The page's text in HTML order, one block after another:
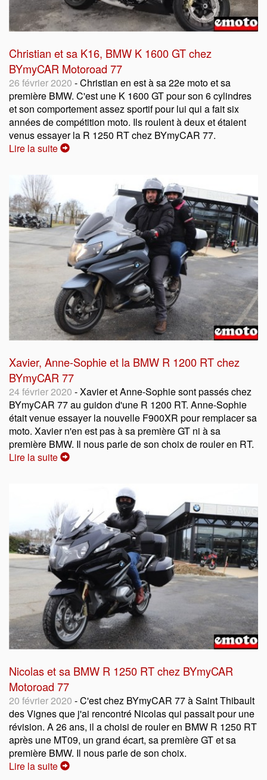
Christian et sa K16, BMW K 1600 GT chez
BYmyCAR Motoroad 77
26 février 2020 - Christian en est à sa 22e moto et sa
première BMW. C'est une K 1600 GT pour son 6 cylindres
et son comportement assez sportif pour lui qui a fait six
années de compétition moto. Ils roulent à deux et étaient
venus essayer la R 1250 RT chez BYmyCAR 77.
Lire la suite
Xavier, Anne-Sophie et la BMW R 1200 RT chez
BYmyCAR 77
24 février 2020 - Xavier et Anne-Sophie sont passés chez
BYmyCAR 77 au guidon d'une R 1200 RT. Anne-Sophie
était venue essayer la nouvelle F900XR pour remplacer sa
moto. Xavier n'en est pas à sa première GT ni à sa
première BMW. Il nous parle de son choix de rouler en RT.
Lire la suite
Nicolas et sa BMW R 1250 RT chez BYmyCAR
Motoroad 77
20 février 2020 - C'est chez BYmyCAR 77 à Saint Thibault
des Vignes que j'ai rencontré Nicolas qui passait pour une
révision. A 26 ans, il a choisi de rouler en BMW R 1250 RT
après une MT09, un grand écart, sa première GT et sa
première BMW. Il nous parle de son choix.
Lire la suite